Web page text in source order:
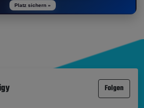
Platz sichern »
Folgen